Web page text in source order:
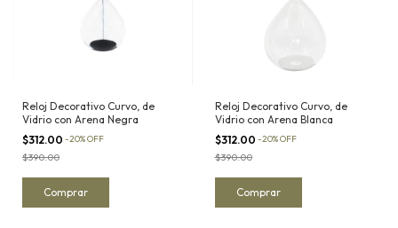
Reloj Decorativo Curvo, de
Vidrio con Arena Negra
$312.00 -20%OFF
$390.00
Reloj Decorativo Curvo, de
Vidrio con Arena Blanca
$312.00 -20%OFF
$390.00